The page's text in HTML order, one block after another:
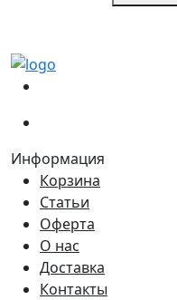
Информация
Корзина
Статьи
Оферта
О нас
Доставка
Контакты